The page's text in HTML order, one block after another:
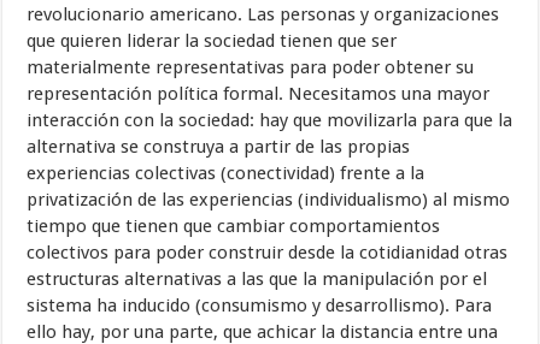
revolucionario americano. Las personas y organizaciones
que quieren liderar la sociedad tienen que ser
materialmente representativas para poder obtener su
representación política formal. Necesitamos una mayor
interacción con la sociedad: hay que movilizarla para que la
alternativa se construya a partir de las propias
experiencias colectivas (conectividad) frente a la
privatización de las experiencias (individualismo) al mismo
tiempo que tienen que cambiar comportamientos
colectivos para poder construir desde la cotidianidad otras
estructuras alternativas a las que la manipulación por el
sistema ha inducido (consumismo y desarrollismo). Para
ello hay, por una parte, que achicar la distancia entre una